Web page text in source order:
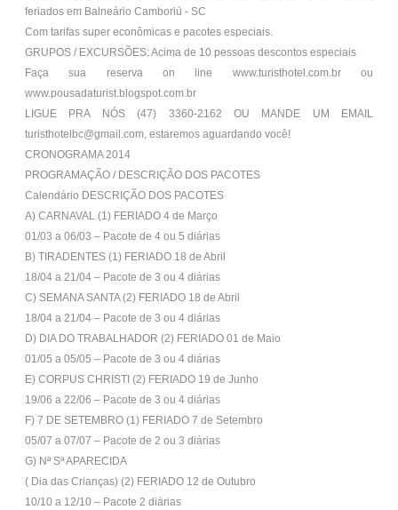
feriados em Balneário Camboriú - SC
Com tarifas super econômicas e pacotes especiais.
GRUPOS / EXCURSÕES: Acima de 10 pessoas descontos especiais
Faça sua reserva on line www.turisthotel.com.br ou
www.pousadaturist.blogspot.com.br
LIGUE PRA NÓS (47) 3360-2162 OU MANDE UM EMAIL
turisthotelbc@gmail.com, estaremos aguardando você!
CRONOGRAMA 2014
PROGRAMAÇÃO / DESCRIÇÃO DOS PACOTES
Calendário DESCRIÇÃO DOS PACOTES
A) CARNAVAL (1) FERIADO 4 de Março
01/03 a 06/03 – Pacote de 4 ou 5 diárias
B) TIRADENTES (1) FERIADO 18 de Abril
18/04 a 21/04 – Pacote de 3 ou 4 diárias
C) SEMANA SANTA (2) FERIADO 18 de Abril
18/04 a 21/04 – Pacote de 3 ou 4 diárias
D) DIA DO TRABALHADOR (2) FERIADO 01 de Maio
01/05 a 05/05 – Pacote de 3 ou 4 diárias
E) CORPUS CHRISTI (2) FERIADO 19 de Junho
19/06 a 22/06 – Pacote de 3 ou 4 diárias
F) 7 DE SETEMBRO (1) FERIADO 7 de Setembro
05/07 a 07/07 – Pacote de 2 ou 3 diárias
G) Nª Sª APARECIDA
( Dia das Crianças) (2) FERIADO 12 de Outubro
10/10 a 12/10 – Pacote 2 diárias